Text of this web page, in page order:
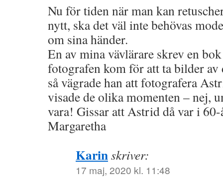
Nu för tiden när man kan
nytt, ska det väl inte behövas
om sina händer.
En av mina vävlärare skrev en
fotografen kom för att ta bilder av
så vägrade han att fotografera
visade de olika momenten – nej,
vara! Gissar att Astrid då var i
Margaretha
Karinskriver:
17 maj, 2020 kl. 11:48